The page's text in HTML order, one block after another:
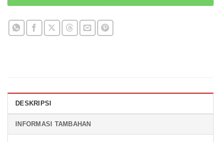
DESKRIPSI
INFORMASI TAMBAHAN